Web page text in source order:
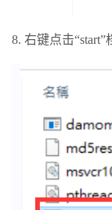
8. 右键点击